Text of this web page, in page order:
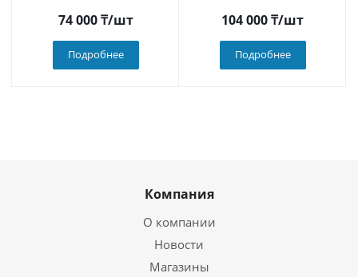
74 000₸/шт
Подробнее
104 000₸/шт
Подробнее
Компания
О компании
Новости
Магазины